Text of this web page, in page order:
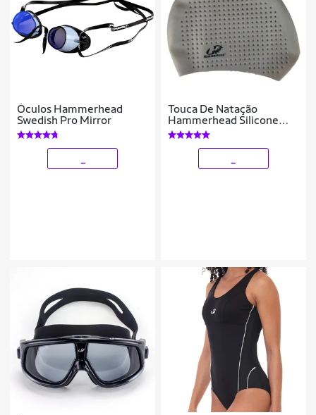
Óculos Hammerhead
Swedish Pro Mirror
Touca De Natação
Hammerhead Silicone
Soft XL